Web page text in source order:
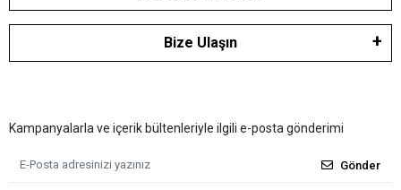
Bize Ulaşın
Kampanyalarla ve içerik bültenleriyle ilgili e-posta gönderimi
Gönder